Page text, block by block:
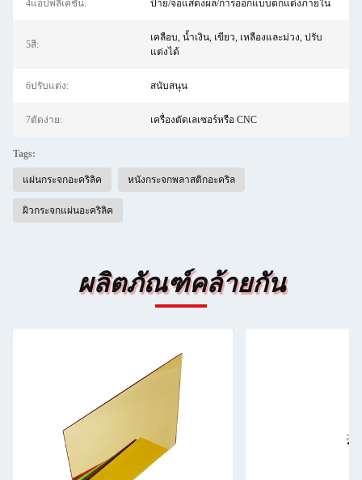
4แอปพลิเคชัน: ป้าย/จอแสดงผล/การออกแบบตกแต่งภายใน
5สี:
เคลือบ, น้ำเงิน, เขียว, เหลืองและม่วง, ปรับ
แต่งได้
6ปรับแต่ง: สนับสนุน
7ตัดง่าย: เครื่องตัดเลเซอร์หรือ CNC
Tags:
แผ่นกระจกอะคริลิค หนังกระจกพลาสติกอะคริล
ผิวกระจกแผ่นอะคริลิค
ผลิตภัณฑ์คล้ายกัน